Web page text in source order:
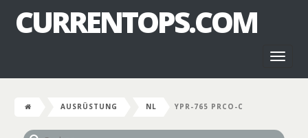
CURRENTOPS.COM
AUSRÜSTUNG NL YPR-765 PRCO-C